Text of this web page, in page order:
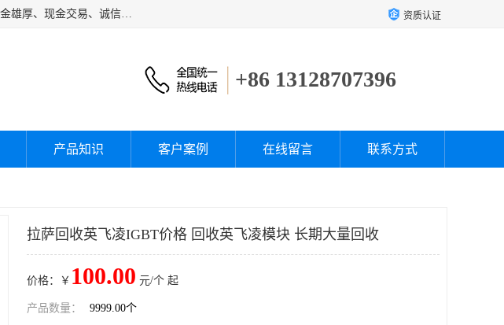
深圳市宝安区诚芯源电子商行主要经营：回收富士IGBT、回收三菱IGBT、回收英飞凌IGBT。本公司资金雄厚、现金交易、诚信待人，经过不断的探索和发展，已形成完善的评估、采购，从而为客户提供快捷价优的库存处理服务，迅速为客户消化库存，回笼资金。 资质认证
+86 13128707396
产品知识 客户案例 在线留言 联系方式
拉萨回收英飞凌IGBT价格 回收英飞凌模块 长期大量回收
价格：￥ 100.00 元/个 起
产品数量： 9999.00个